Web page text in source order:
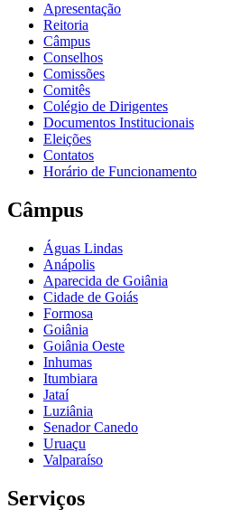
Apresentação
Reitoria
Câmpus
Conselhos
Comissões
Comitês
Colégio de Dirigentes
Documentos Institucionais
Eleições
Contatos
Horário de Funcionamento
Câmpus
Águas Lindas
Anápolis
Aparecida de Goiânia
Cidade de Goiás
Formosa
Goiânia
Goiânia Oeste
Inhumas
Itumbiara
Jataí
Luziânia
Senador Canedo
Uruaçu
Valparaíso
Serviços